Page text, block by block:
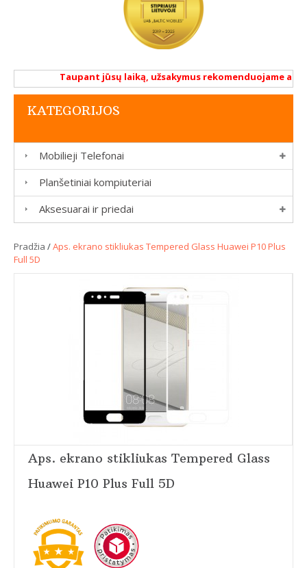
Taupant jūsų laiką, užsakymus rekomenduojame
KATEGORIJOS
Mobilieji Telefonai
Planšetiniai kompiuteriai
Aksesuarai ir priedai
Pradžia /Aps. ekrano stikliukas Tempered Glass Huawei P10 Plus
Full 5D
Aps. ekrano stikliukas Tempered Glass
Huawei P10 Plus Full 5D